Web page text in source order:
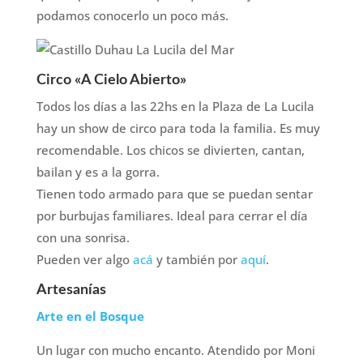
podamos conocerlo un poco más.
Circo «A Cielo Abierto»
Todos los días a las 22hs en la Plaza de La Lucila
hay un show de circo para toda la familia. Es muy
recomendable. Los chicos se divierten, cantan,
bailan y es a la gorra.
Tienen todo armado para que se puedan sentar
por burbujas familiares. Ideal para cerrar el día
con una sonrisa.
Pueden ver algo acá y también por aquí.
Artesanías
Arte en el Bosque
Un lugar con mucho encanto. Atendido por Moni